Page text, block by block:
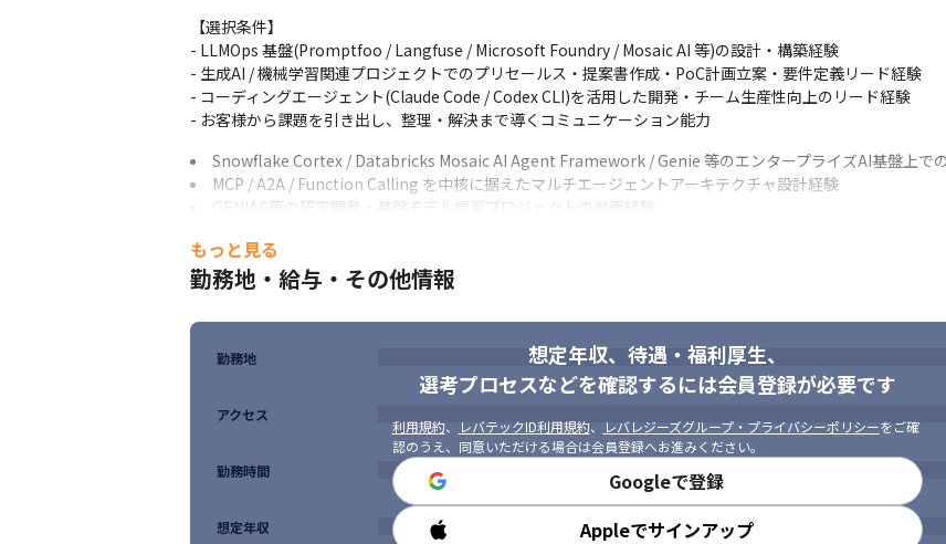
【選択条件】
- LLMOps 基盤(Promptfoo / Langfuse / Microsoft Foundry / Mosaic AI 等)の設計・構築経験
- 生成AI / 機械学習関連プロジェクトでのプリセールス・提案書作成・PoC計画立案・要件定義リード経験
- コーディングエージェント(Claude Code / Codex CLI)を活用した開発・チーム生産性向上のリード経験
- お客様から課題を引き出し、整理・解決まで導くコミュニケーション能力
Snowflake Cortex / Databricks Mosaic AI Agent Framework / Genie 等のエンタープライズAI基盤上で
MCP / A2A / Function Calling を中核に据えたマルチエージェントアーキテクチャ設計経験
GENIAC等の研究開発・基盤モデル学習プロジェクトの参画経験
大規模データ基盤(Snowflake / Databricks / BigQuery)上での生成AIユースケース(Text-to-SQL / セマンテ
受託開発における提案・PM経験(生成AI/機械学習領域)
英文技術ドキュメントの読解力
社内・社外向けの情報発信・コミュニティ活動経験
ちゅらデータでは、「最高に面白い仕事を作る！ 」を実現するために「クレイジーさを大切にする」カルチ
た目線で捉え、気がつけば手を動かし、いつの間にか世界を変えてしまうような人。そんな人たちを賞賛し応
1.常識にとらわれず、学びと変化を楽しめる方
ちゅらデータのプロジェクトは業種も技術も多様、日々変化しています。
そこに対応するために必要なのは、失敗を恐れずにチャレンジする、未知への好奇心と柔軟な姿勢です。
「正解がない問い」に向き合い、新たな切り口で価値を提案できる、そんな思考を大切にしています。
もっと見る
勤務地・給与・その他情報
想定年収、待遇・福利厚生、
選考プロセスなどを確認するには会員登録が必要です
利用規約、 レバテックID利用規約、 レバレジーズグループ・プライバシーポリシーをご確
認のうえ、同意いただける場合は会員登録へお進みください。
Googleで登録
Appleでサインアップ
勤務地
アクセス
勤務時間
想定年収